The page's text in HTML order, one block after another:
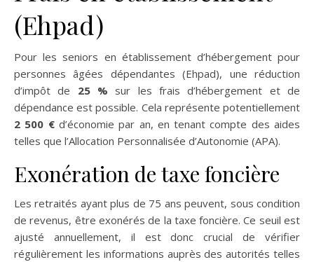
(Ehpad)
Pour les seniors en établissement d’hébergement pour
personnes âgées dépendantes (Ehpad), une réduction
d’impôt de 25 % sur les frais d’hébergement et de
dépendance est possible. Cela représente potentiellement
2 500 €d’économie par an, en tenant compte des aides
telles que l’Allocation Personnalisée d’Autonomie (APA).
Exonération de taxe foncière
Les retraités ayant plus de 75 ans peuvent, sous condition
de revenus, être exonérés de la taxe foncière. Ce seuil est
ajusté annuellement, il est donc crucial de vérifier
régulièrement les informations auprès des autorités telles